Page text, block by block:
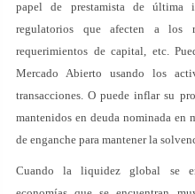
papel de prestamista de última
regulatorios que afecten a los
requerimientos de capital, etc.
Mercado Abierto usando los
transacciones. O puede inflar su
mantenidos en deuda nominada en
de enganche para mantener la
Cuando la liquidez global se